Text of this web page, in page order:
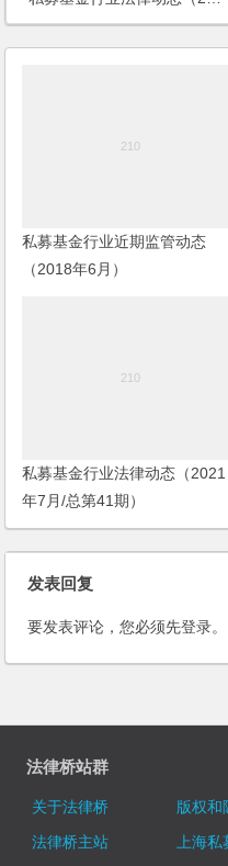
私募基金行业近期监管动态
（2018年6月）
私募基金行业法律动态（2021
年7月/总第41期）
发表回复
要发表评论，您必须先登录。
法律桥站群
关于法律桥 版权和
法律桥主站
上海